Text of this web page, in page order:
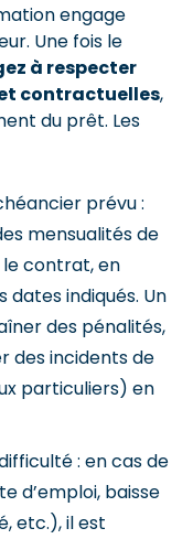
engage
Une fois le
à respecter
contractuelles,
du prêt. Les
prévu :
mensualités de
contrat, en
indiqués. Un
des pénalités,
des incidents de
particuliers) en
: en cas de
d’emploi, baisse
etc.), il est